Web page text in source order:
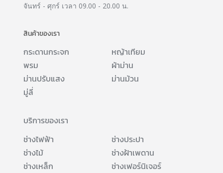
จันทร์ - ศุกร์ เวลา 09.00 - 20.00 น.
สินค้าของเรา
กระดานกระจก
หญ้าเทียม
พรม
ผ้าม่าน
ม่านปรับแสง
ม่านม้วน
มู่ลี่
บริการของเรา
ช่างไฟฟ้า
ช่างประปา
ช่างไม้
ช่างฝ้าเพดาน
ช่างเหล็ก
ช่างเฟอร์นิเจอร์